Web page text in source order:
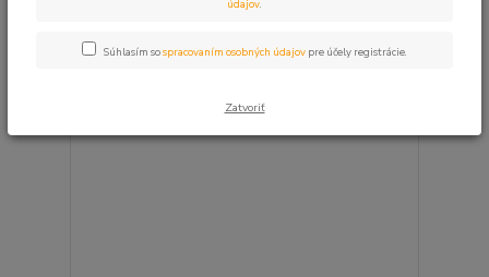
Zobrazujem 1-2 z 2
údajov.
Súhlasím sospracovaním osobných údajov pre účely registrácie.
Zatvoriť